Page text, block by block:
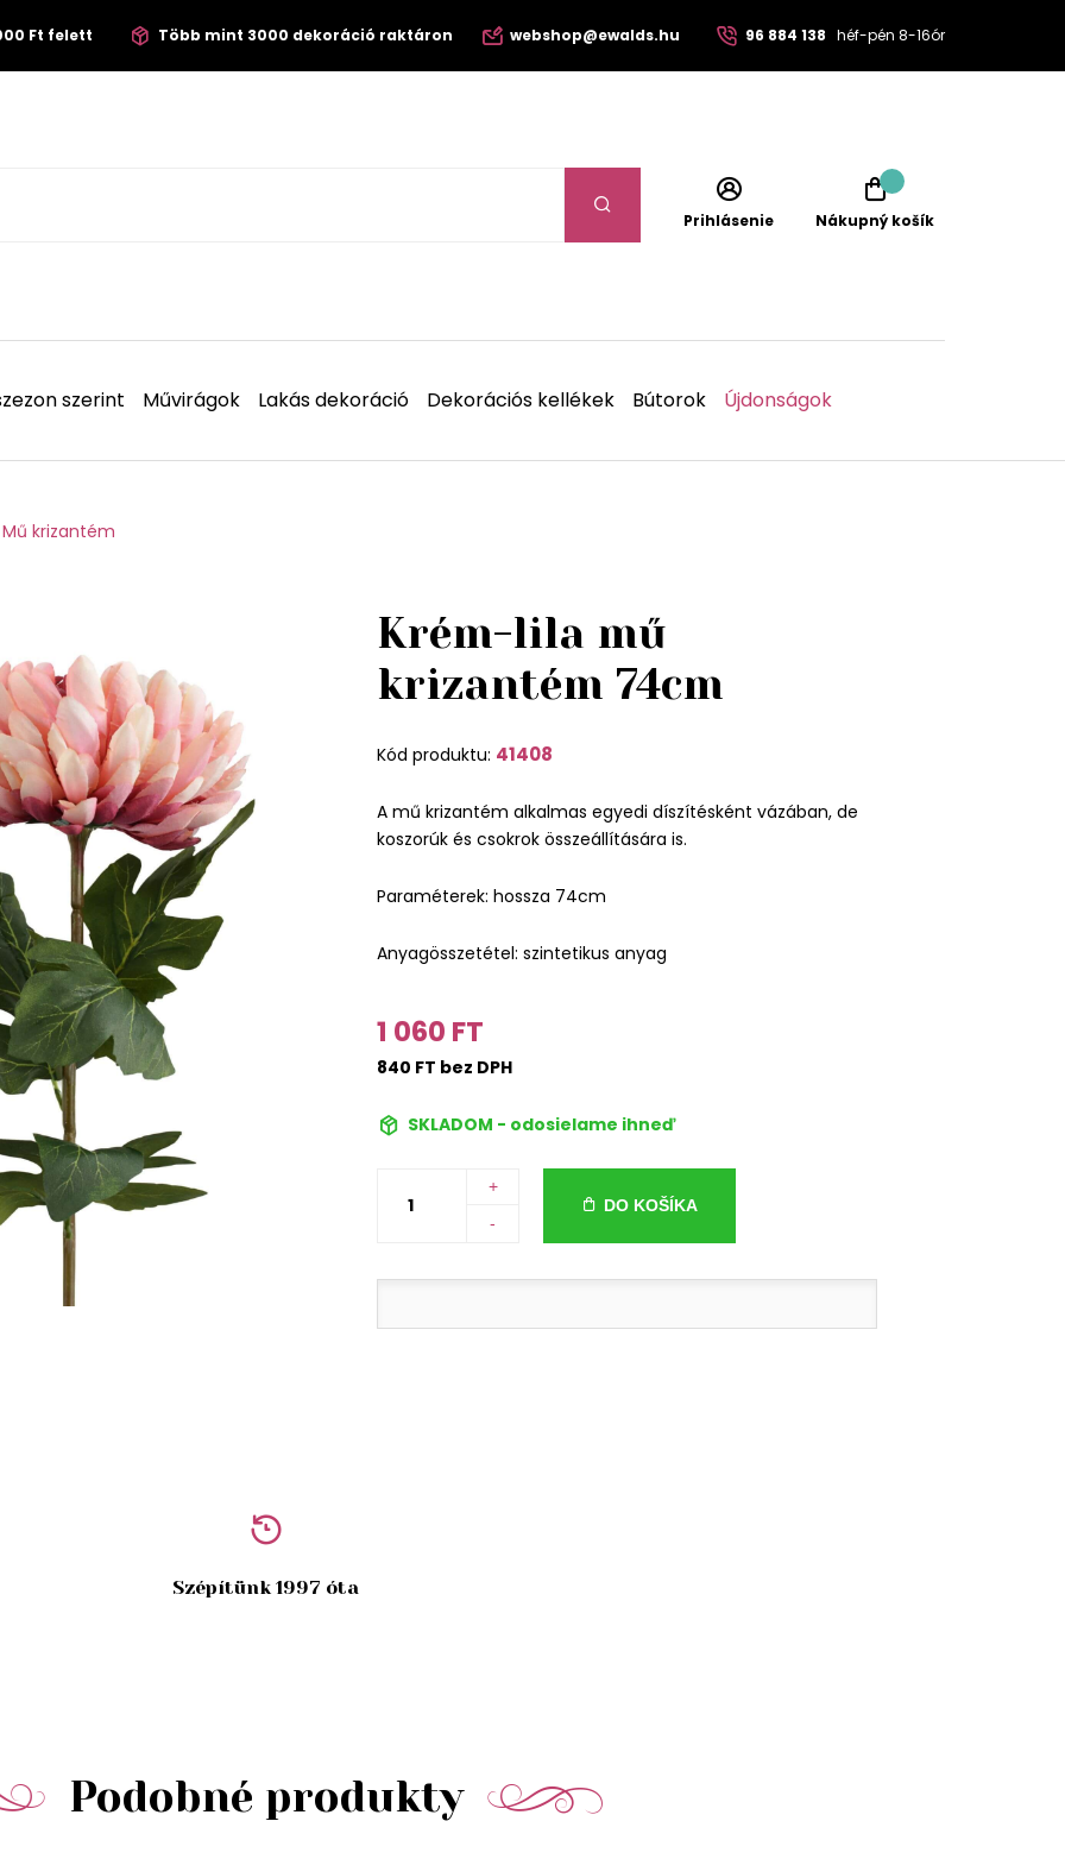
Ft felett Több mint 3000 dekoráció raktáron webshop@ewalds.hu 96 884 138 héf-pén 8-16ór
Prihlásenie Nákupný košík
szerint Művirágok Lakás dekoráció Dekorációs kellékek Bútorok Újdonságok
Mű krizantém
Krém-lila mű
krizantém 74cm
Kód produktu: 41408
A mű krizantém alkalmas egyedi díszítésként vázában, de
koszorúk és csokrok összeállítására is.
Paraméterek: hossza 74cm
Anyagösszetétel: szintetikus anyag
1 060 FT
840 FT bez DPH
SKLADOM - odosielame ihneď
+
-
DO KOŠÍKA
Szépítünk 1997 óta
Podobné produkty